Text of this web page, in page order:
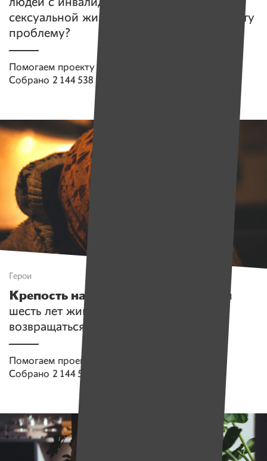
людей с инвалидностью нет личной
сексуальной жизни. Как в мире решают эту
проблему?
Помогаем проекту
Собрано 2 144 538 руб.
Герои
Крепость на колесах
. Бабушка Нелли
шесть лет живет в поездах и боится
возвращаться домой
Помогаем проекту
Собрано 2 144 538 руб.